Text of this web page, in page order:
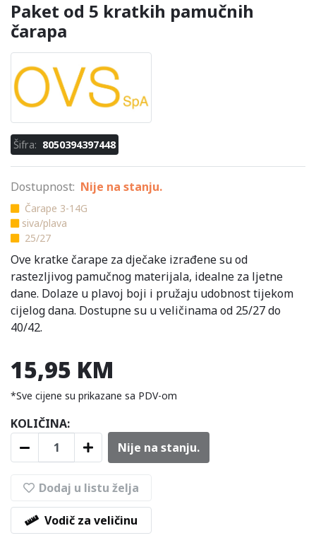
Paket od 5 kratkih pamučnih
čarapa
Šifra: 8050394397448
Dostupnost: Nije na stanju.
Čarape 3-14G
siva/plava
25/27
Ove kratke čarape za dječake izrađene su od
rastezljivog pamučnog materijala, idealne za ljetne
dane. Dolaze u plavoj boji i pružaju udobnost tijekom
cijelog dana. Dostupne su u veličinama od 25/27 do
40/42.
15,95 KM
*Sve cijene su prikazane sa PDV-om
KOLIČINA:
Nije na stanju.
Dodaj u listu želja
Vodič za veličinu